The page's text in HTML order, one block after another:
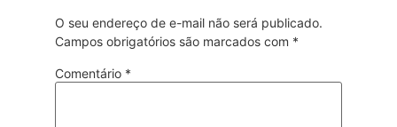
O seu endereço de e-mail não será publicado.
Campos obrigatórios são marcados com *
Comentário *